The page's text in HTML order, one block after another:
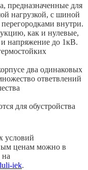
предназначенные для
нагрузкой, с шиной
внутри.
как и нулевые,
напряжение до 1кВ.
два одинаковых
ответвлений
для обустройства
условий
ценам можно в
на
iek.